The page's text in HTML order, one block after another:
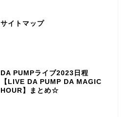
サイトマップ
DA PUMPライブ2023日程
【LIVE DA PUMP DA MAGIC
HOUR】まとめ☆